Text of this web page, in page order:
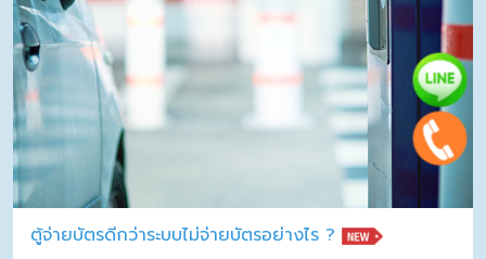
ตู้จ่ายบัตรดีกว่าระบบไม่จ่ายบัตรอย่างไร ?